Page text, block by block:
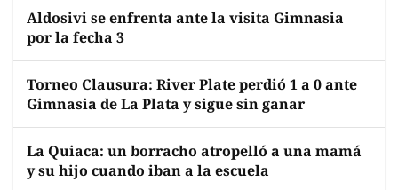
Aldosivi se enfrenta ante la visita Gimnasia
por la fecha 3
Torneo Clausura: River Plate perdió 1 a 0 ante
Gimnasia de La Plata y sigue sin ganar
La Quiaca: un borracho atropelló a una mamá
y su hijo cuando iban a la escuela